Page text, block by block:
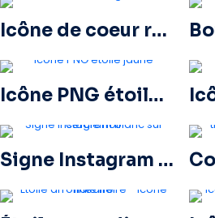
Icône de coeur rouge 3D avec ombre
Icône PNG étoile jaune
Signe Instagram blanc sur cercle noir